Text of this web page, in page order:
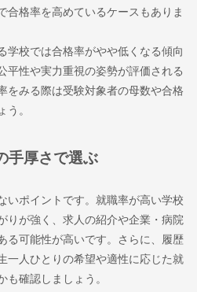
合格率を高めているケースもありま
学校では合格率がやや低くなる傾向
平性や実力重視の姿勢が評価される
をみる際は受験対象者の母数や合格
う。
手厚さで選ぶ
いポイントです。就職率が高い学校
りが強く、求人の紹介や企業・病院
る可能性が高いです。さらに、履歴
一人ひとりの希望や適性に応じた就
も確認しましょう。